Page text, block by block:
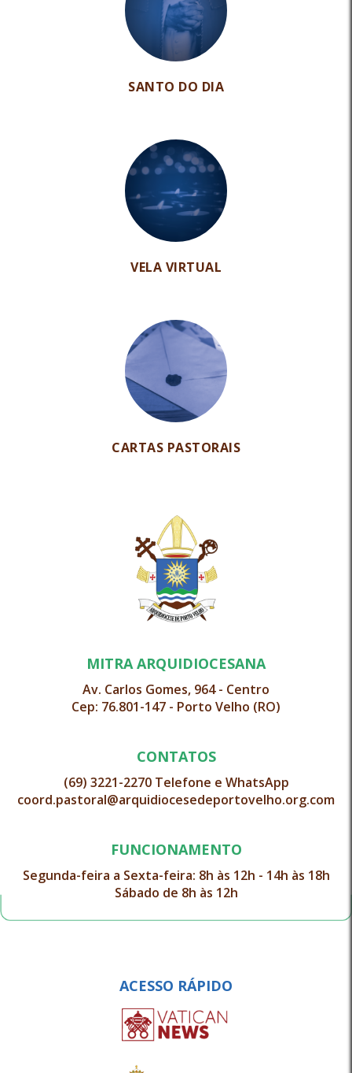
SANTO DO DIA
VELA VIRTUAL
CARTAS PASTORAIS
MITRA ARQUIDIOCESANA
Av. Carlos Gomes, 964 - Centro
Cep: 76.801-147 - Porto Velho (RO)
CONTATOS
(69) 3221-2270 Telefone e WhatsApp
coord.pastoral@arquidiocesedeportovelho.org.com
FUNCIONAMENTO
Segunda-feira a Sexta-feira: 8h às 12h - 14h às 18h
Sábado de 8h às 12h
ACESSO RÁPIDO